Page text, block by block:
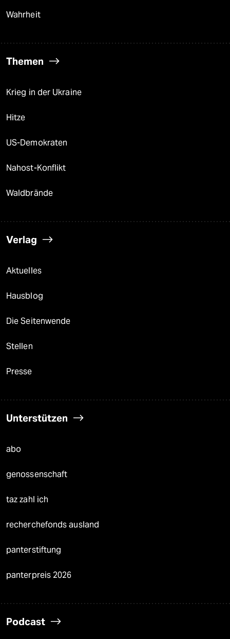
Wahrheit
Themen
Krieg in der Ukraine
Hitze
US-Demokraten
Nahost-Konflikt
Waldbrände
Verlag
Aktuelles
Hausblog
Die Seitenwende
Stellen
Presse
Unterstützen
abo
genossenschaft
taz zahl ich
recherchefonds ausland
panterstiftung
panterpreis 2026
Podcast